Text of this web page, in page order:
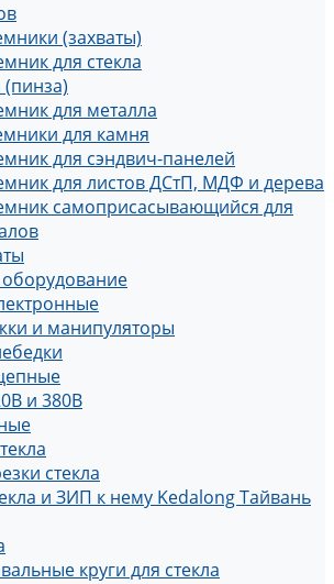
(захваты)
для стекла
для металла
для камня
для сэндвич-панелей
для листов ДСтП, МДФ и дерева
самоприсасывающийся для
и манипуляторы
и 380В
стекла
и ЗИП к нему Kedalong Тайвань
круги для стекла